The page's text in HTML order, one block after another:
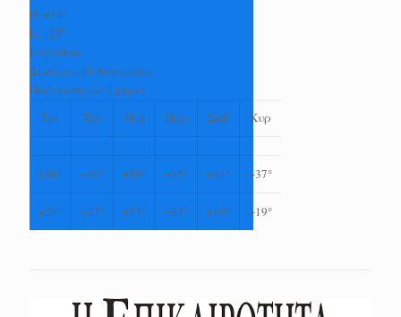
H: +34°
L: +25°
Καρδίτσα
Δευτέρα, 10 Αύγουστος
Πρόγνωση για 7 μέρες
Τρι
Τετ Πεμ Παρ Σαβ Κυρ
+36° +40° +39° +35° +34° +37°
+24° +23° +23° +23° +19° +19°